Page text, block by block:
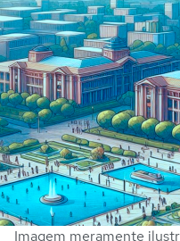
Imagem meramente